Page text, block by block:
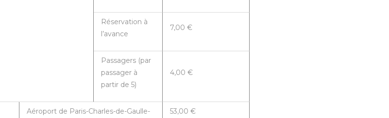
Réservation à
l’avance
7,00 €
Passagers (par
passager à
partir de 5)
4,00 €
Aéroport de Paris-Charles-de-Gaulle-
53,00 €